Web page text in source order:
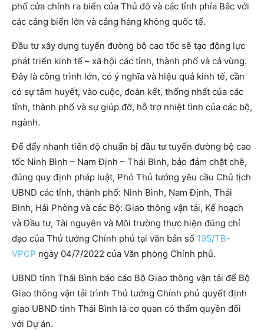
phố cửa chính ra biển của Thủ đô và các tỉnh phía Bắc với
các cảng biển lớn và cảng hàng không quốc tế.
Đầu tư xây dựng tuyến đường bộ cao tốc sẽ tạo động lực
phát triển kinh tế – xã hội các tỉnh, thành phố và cả vùng.
Đây là công trình lớn, có ý nghĩa và hiệu quả kinh tế, cần
có sự tâm huyết, vào cuộc, đoàn kết, thống nhất của các
tỉnh, thành phố và sự giúp đỡ, hỗ trợ nhiệt tình của các bộ,
ngành.
Để đẩy nhanh tiến độ chuẩn bị đầu tư tuyến đường bộ cao
tốc Ninh Bình – Nam Định – Thái Bình, bảo đảm chặt chẽ,
đúng quy định pháp luật, Phó Thủ tướng yêu cầu Chủ tịch
UBND các tỉnh, thành phố: Ninh Bình, Nam Định, Thái
Bình, Hải Phòng và các Bộ: Giao thông vận tải, Kế hoạch
và Đầu tư, Tài nguyên và Môi trường thực hiện đúng chỉ
đạo của Thủ tướng Chính phủ tại văn bản số 195/TB-
VPCP ngày 04/7/2022 của Văn phòng Chính phủ.
UBND tỉnh Thái Bình báo cáo Bộ Giao thông vận tải để Bộ
Giao thông vận tải trình Thủ tướng Chính phủ quyết định
giao UBND tỉnh Thái Bình là cơ quan có thẩm quyền đối
với Dự án.